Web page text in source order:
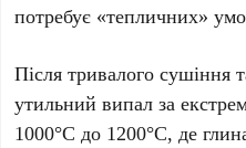
потребує «тепличних»
Після тривалого сушіння
утильний випал за
1000°C до 1200°C, де